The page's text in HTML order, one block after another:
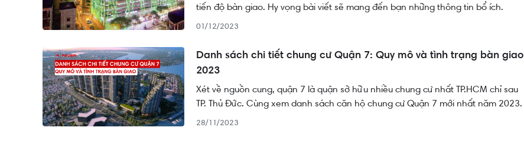
tiến độ bàn giao. Hy vọng bài viết sẽ mang đến bạn những thông tin bổ ích.
01/12/2023
Danh sách chi tiết chung cư Quận 7: Quy mô và tình trạng bàn giao
2023
Xét về nguồn cung, quận 7 là quận sở hữu nhiều chung cư nhất TP.HCM chỉ sau
TP. Thủ Đức. Cùng xem danh sách căn hộ chung cư Quận 7 mới nhất năm 2023.
28/11/2023